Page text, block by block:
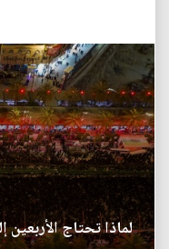
لماذا تحتاج